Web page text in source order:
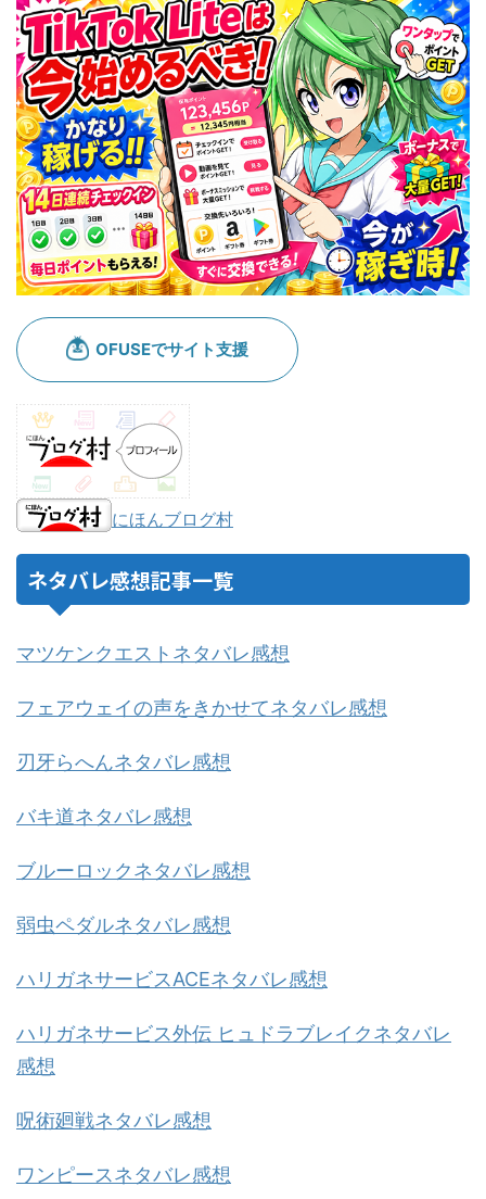
にほんブログ村
ネタバレ感想記事一覧
マツケンクエストネタバレ感想
フェアウェイの声をきかせてネタバレ感想
刃牙らへんネタバレ感想
バキ道ネタバレ感想
ブルーロックネタバレ感想
弱虫ペダルネタバレ感想
ハリガネサービスACEネタバレ感想
ハリガネサービス外伝 ヒュドラブレイクネタバレ
感想
呪術廻戦ネタバレ感想
ワンピースネタバレ感想